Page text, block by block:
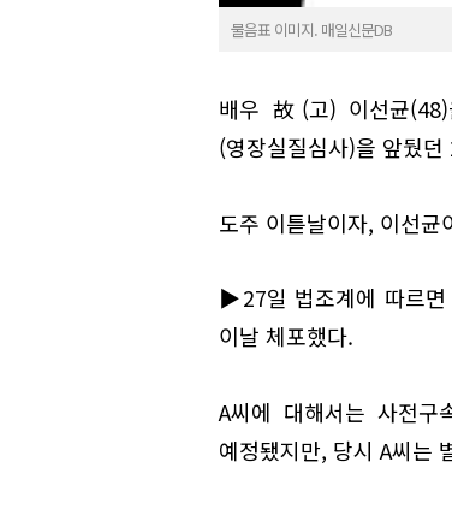
물음표 이미지. 매일신문DB
배우 故(고) 이선균
(영장실질심사)을 앞뒀
도주 이튿날이자, 이선
▶27일 법조계에 따르면
이날 체포했다.
A씨에 대해서는 사전구
예정됐지만, 당시 A씨는